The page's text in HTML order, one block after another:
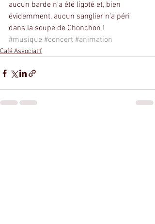
aucun barde n'a été ligoté et, bien
évidemment, aucun sanglier n'a péri
dans la soupe de Chonchon !
#musique #concert #animation
Café Associatif